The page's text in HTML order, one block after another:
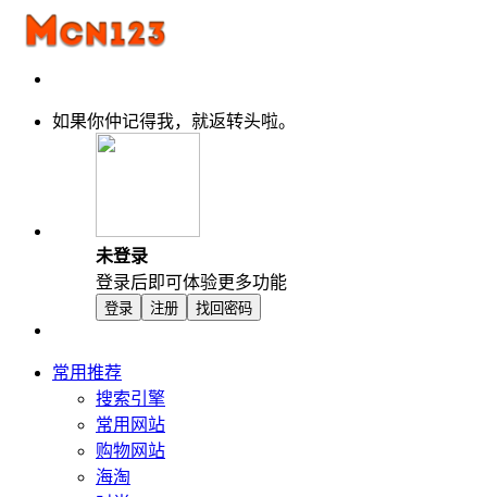
如果你仲记得我，就返转头啦。
未登录
登录后即可体验更多功能
登录 注册 找回密码
常用推荐
搜索引擎
常用网站
购物网站
海淘